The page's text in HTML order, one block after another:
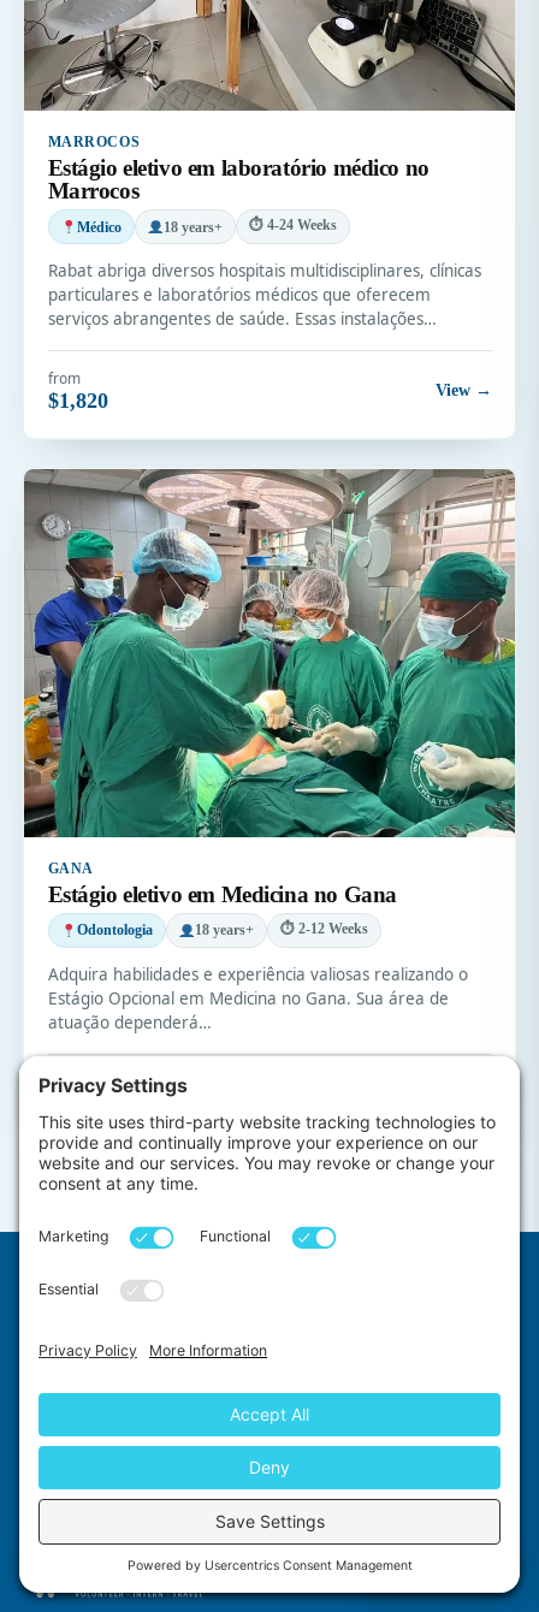
MARROCOS
Estágio eletivo em laboratório médico no
Marrocos
Médico 18 years+ ⏱ 4-24 Weeks
Rabat abriga diversos hospitais multidisciplinares, clínicas
particulares e laboratórios médicos que oferecem
serviços abrangentes de saúde. Essas instalações…
from
$1,820 View →
GANA
Estágio eletivo em Medicina no Gana
Odontologia 18 years+ ⏱ 2-12 Weeks
Adquira habilidades e experiência valiosas realizando o
Estágio Opcional em Medicina no Gana. Sua área de
atuação dependerá…
from
MANTENHA-SE CONECTADO
Explore nossa divisão de Voluntariado no Exterior
Chat with us